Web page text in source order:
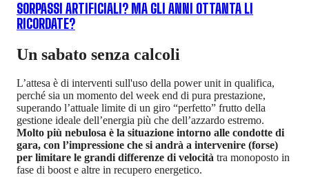
SORPASSI ARTIFICIALI? MA GLI ANNI OTTANTA LI
RICORDATE?
Un sabato senza calcoli
L’attesa è di interventi sull'uso della power unit in qualifica,
perché sia un momento del week end di pura prestazione,
superando l’attuale limite di un giro “perfetto” frutto della
gestione ideale dell’energia più che dell’azzardo estremo.
Molto più nebulosa è la situazione intorno alle condotte di
gara, con l’impressione che si andrà a intervenire (forse)
per limitare le grandi differenze di velocità tra monoposto in
fase di boost e altre in recupero energetico.